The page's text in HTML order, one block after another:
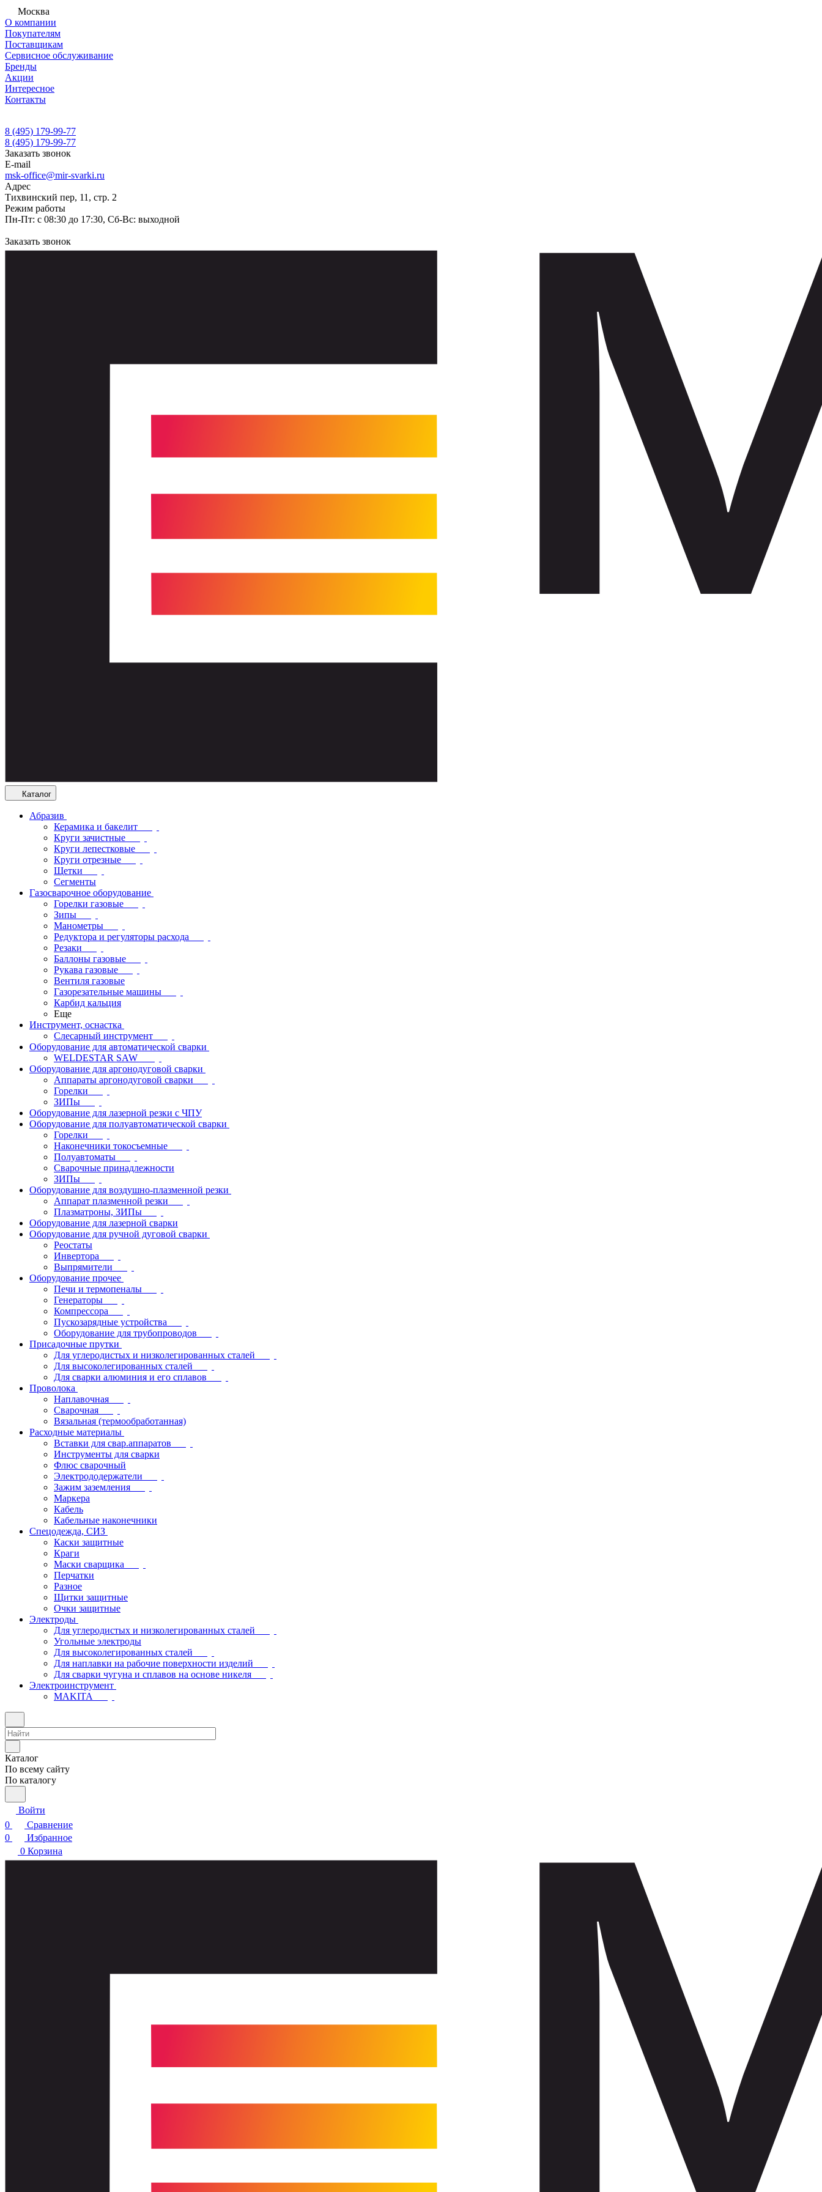
Москва
О компании
Покупателям
Поставщикам
Сервисное обслуживание
Бренды
Акции
Интересное
Контакты
8 (495) 179-99-77
8 (495) 179-99-77
Заказать звонок
E-mail
msk-office@mir-svarki.ru
Адрес
Тихвинский пер, 11, стр. 2
Режим работы
Пн-Пт: с 08:30 до 17:30, Сб-Вс: выходной
Заказать звонок
Каталог
Абразив
Керамика и бакелит
Круги зачистные
Круги лепестковые
Круги отрезные
Щетки
Сегменты
Газосварочное оборудование
Горелки газовые
Зипы
Манометры
Редуктора и регуляторы расхода
Резаки
Баллоны газовые
Рукава газовые
Вентиля газовые
Газорезательные машины
Карбид кальция
Еще
Инструмент, оснастка
Слесарный инструмент
Оборудование для автоматической сварки
WELDESTAR SAW
Оборудование для аргонодуговой сварки
Аппараты аргонодуговой сварки
Горелки
ЗИПы
Оборудование для лазерной резки с ЧПУ
Оборудование для полуавтоматической сварки
Горелки
Наконечники токосъемные
Полуавтоматы
Сварочные принадлежности
ЗИПы
Оборудование для воздушно-плазменной резки
Аппарат плазменной резки
Плазматроны, ЗИПы
Оборудование для лазерной сварки
Оборудование для ручной дуговой сварки
Реостаты
Инвертора
Выпрямители
Оборудование прочее
Печи и термопеналы
Генераторы
Компрессора
Пускозарядные устройства
Оборудование для трубопроводов
Присадочные прутки
Для углеродистых и низколегированных сталей
Для высоколегированных сталей
Для сварки алюминия и его сплавов
Проволока
Наплавочная
Сварочная
Вязальная (термообработанная)
Расходные материалы
Вставки для свар.аппаратов
Инструменты для сварки
Флюс сварочный
Электрододержатели
Зажим заземления
Маркера
Кабель
Кабельные наконечники
Спецодежда, СИЗ
Каски защитные
Краги
Маски сварщика
Перчатки
Разное
Щитки защитные
Очки защитные
Электроды
Для углеродистых и низколегированных сталей
Угольные электроды
Для высоколегированных сталей
Для наплавки на рабочие поверхности изделий
Для сварки чугуна и сплавов на основе никеля
Электроинструмент
МAKITA
Каталог
По всему сайту
По каталогу
Войти
0
Сравнение
0
Избранное
0 Корзина